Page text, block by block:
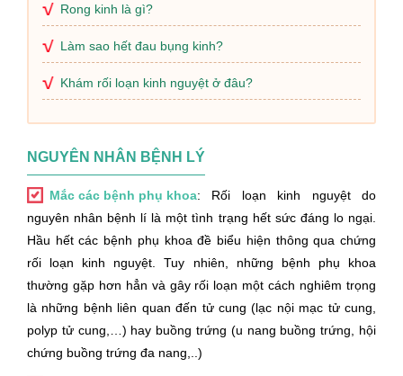
Rong kinh là gì?
Làm sao hết đau bụng kinh?
Khám rối loạn kinh nguyệt ở đâu?
NGUYÊN NHÂN BỆNH LÝ
Mắc các bệnh phụ khoa: Rối loạn kinh nguyệt do
nguyên nhân bệnh lí là một tình trạng hết sức đáng lo ngại.
Hầu hết các bệnh phụ khoa đề biểu hiện thông qua chứng
rối loạn kinh nguyệt. Tuy nhiên, những bệnh phụ khoa
thường gặp hơn hẳn và gây rối loạn một cách nghiêm trọng
là những bệnh liên quan đến tử cung (lạc nội mạc tử cung,
polyp tử cung,…) hay buồng trứng (u nang buồng trứng, hội
chứng buồng trứng đa nang,..)